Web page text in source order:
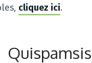
cliquez ici.
Quispamsis